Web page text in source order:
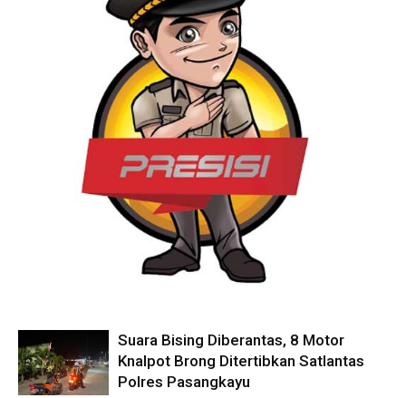
Suara Bising Diberantas, 8 Motor
Knalpot Brong Ditertibkan Satlantas
Polres Pasangkayu